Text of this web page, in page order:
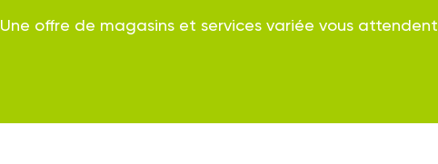
Une offre de magasins et services variée vous